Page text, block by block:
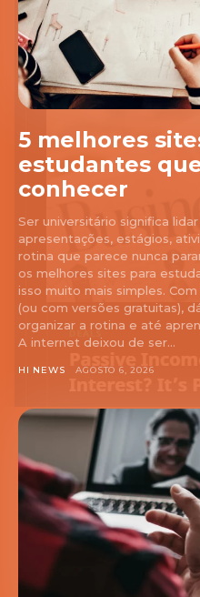
5 melhores
estudantes
conhecer
Ser universitário significa
apresentações, estágios,
rotina que parece nunca
os melhores sites para
isso muito mais simples.
(ou com versões gratuitas),
organizar a rotina e até
A internet deixou de ser...
HI NEWS AGOSTO 6, 2026